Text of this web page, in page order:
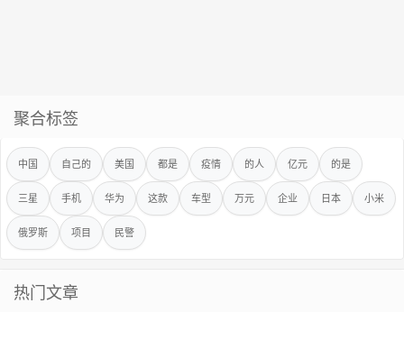
聚合标签
中国 自己的 美国 都是 疫情 的人 亿元 的是
三星 手机 华为 这款 车型 万元 企业 日本 小米
俄罗斯 项目 民警
热门文章